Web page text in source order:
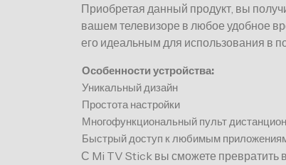
Приобретая данный продукт, вы
вашем телевизоре в любое удобное
его идеальным для использования в
Особенности устройства:
Уникальный дизайн
Простота настройки
Многофункциональный пульт
Быстрый доступ к любимым
С Mi TV Stick вы сможете превратить